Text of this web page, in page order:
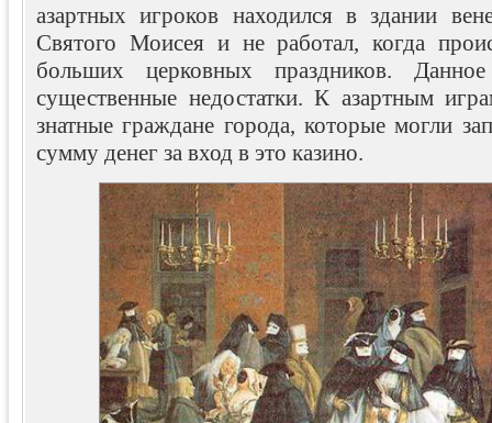
азартных игроков находился в здании
Святого Моисея и не работал, когда
больших церковных праздников.
существенные недостатки. К азартным
знатные граждане города, которые могли
сумму денег за вход в это казино.